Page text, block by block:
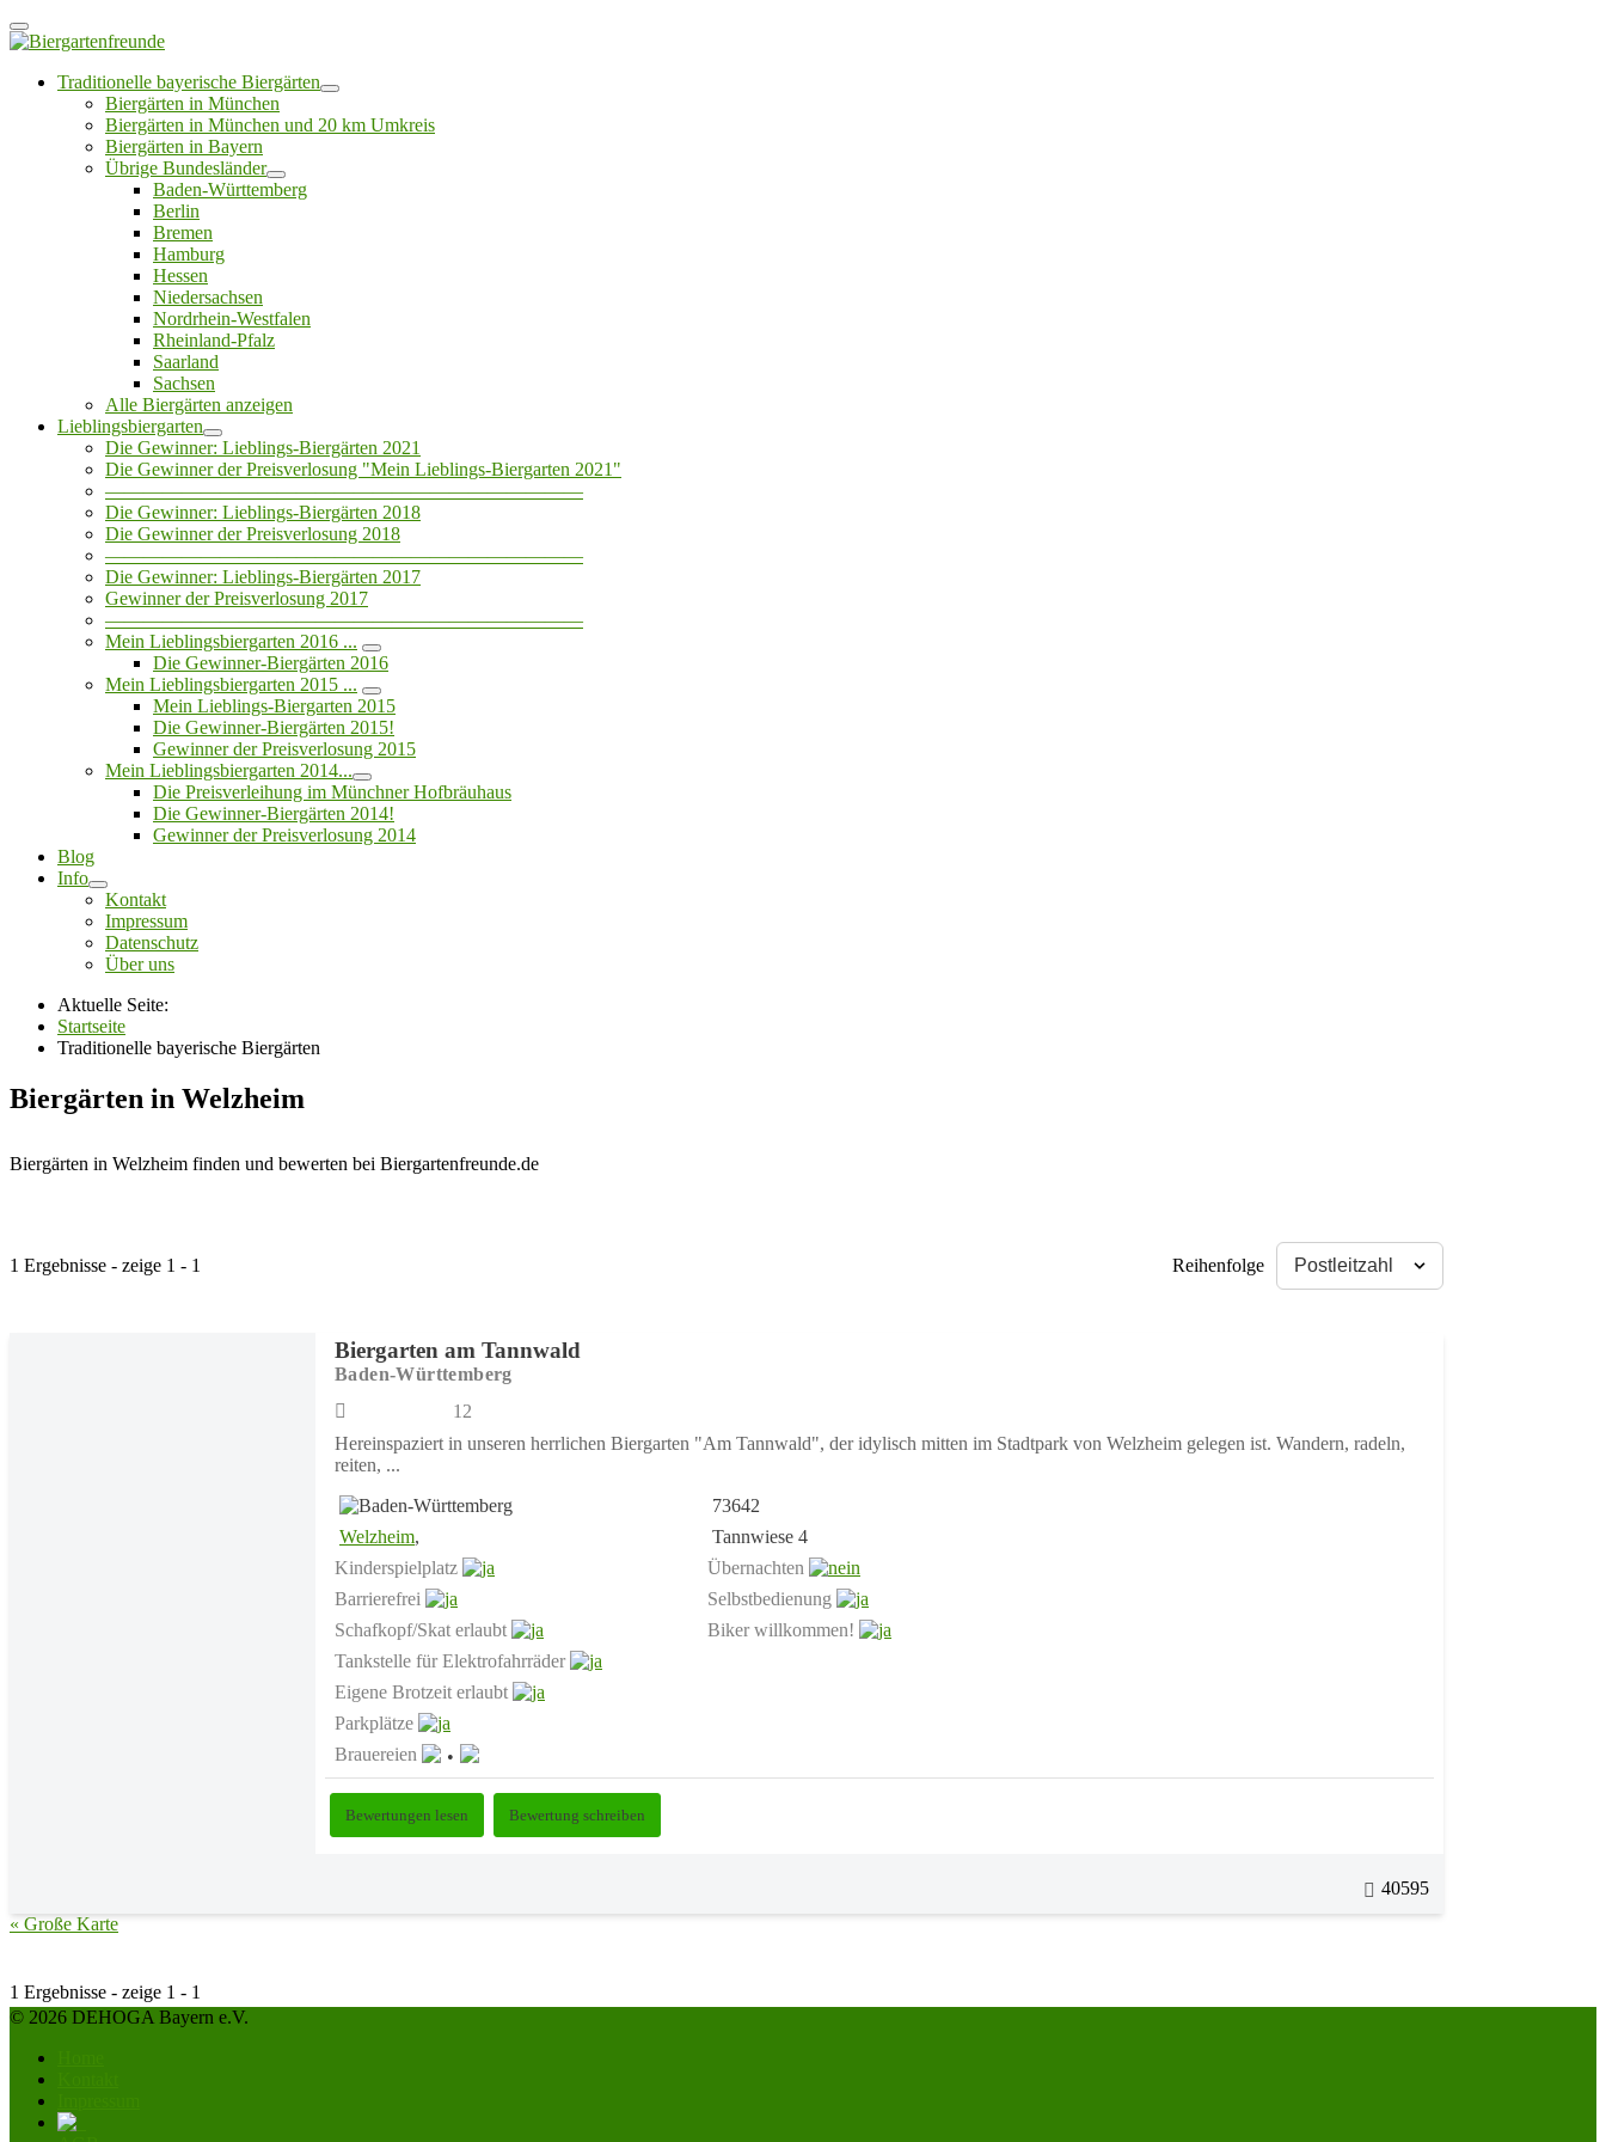
Traditionelle bayerische Biergärten
Biergärten in München
Biergärten in München und 20 km Umkreis
Biergärten in Bayern
Übrige Bundesländer
Baden-Württemberg
Berlin
Bremen
Hamburg
Hessen
Niedersachsen
Nordrhein-Westfalen
Rheinland-Pfalz
Saarland
Sachsen
Alle Biergärten anzeigen
Lieblingsbiergarten
Die Gewinner: Lieblings-Biergärten 2021
Die Gewinner der Preisverlosung "Mein Lieblings-Biergarten 2021"
—————————————————————————
Die Gewinner: Lieblings-Biergärten 2018
Die Gewinner der Preisverlosung 2018
—————————————————————————
Die Gewinner: Lieblings-Biergärten 2017
Gewinner der Preisverlosung 2017
—————————————————————————
Mein Lieblingsbiergarten 2016 ...
Die Gewinner-Biergärten 2016
Mein Lieblingsbiergarten 2015 ...
Mein Lieblings-Biergarten 2015
Die Gewinner-Biergärten 2015!
Gewinner der Preisverlosung 2015
Mein Lieblingsbiergarten 2014...
Die Preisverleihung im Münchner Hofbräuhaus
Die Gewinner-Biergärten 2014!
Gewinner der Preisverlosung 2014
Blog
Info
Kontakt
Impressum
Datenschutz
Über uns
Aktuelle Seite:
Startseite
Traditionelle bayerische Biergärten
Biergärten in Welzheim
Biergärten in Welzheim finden und bewerten bei Biergartenfreunde.de
1 Ergebnisse - zeige 1 - 1 Reihenfolge
40595
Biergarten am Tannwald
Baden-Württemberg
12
Hereinspaziert in unseren herrlichen Biergarten "Am Tannwald", der idylisch mitten im Stadtpark von Welzheim gelegen ist. Wandern, radeln,
reiten, ...
73642
Welzheim,
Tannwiese 4
Kinderspielplatz
Übernachten
Barrierefrei
Selbstbedienung
Schafkopf/Skat erlaubt
Biker willkommen!
Tankstelle für Elektrofahrräder
Eigene Brotzeit erlaubt
Parkplätze
Brauereien
Bewertungen lesen Bewertung schreiben
« Große Karte
1 Ergebnisse - zeige 1 - 1
© 2026 DEHOGA Bayern e.V.